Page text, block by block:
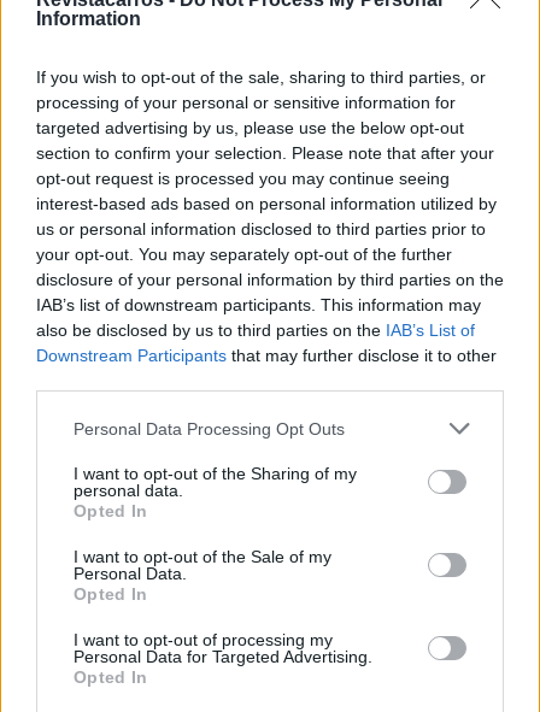
Information
If you wish to opt-out of the sale, sharing to third parties, or
processing of your personal or sensitive information for
targeted advertising by us, please use the below opt-out
section to confirm your selection. Please note that after your
opt-out request is processed you may continue seeing
interest-based ads based on personal information utilized by
us or personal information disclosed to third parties prior to
your opt-out. You may separately opt-out of the further
disclosure of your personal information by third parties on the
IAB’s list of downstream participants. This information may
also be disclosed by us to third parties on the IAB’s List of
Downstream Participants that may further disclose it to other
Personal Data Processing Opt Outs
I want to opt-out of the Sharing of my
personal data.
Opted In
I want to opt-out of the Sale of my
Personal Data.
Opted In
I want to opt-out of processing my
Personal Data for Targeted Advertising.
Opted In
“França ilustra na perfeição a estratégia global da
onde a nossa escala global, o nosso profundo
conhecimento local e as nossas marcas se unem para
satisfazer e superar as expectativas dos nossos
clientes”
, afirmou Antonio Filosa, CEO da Stellantis.
carros elétricos
fábrica de Mulhouse
França
Mobilidade elétrica
produção de elétricos
Stellantis três modelos
Related Posts